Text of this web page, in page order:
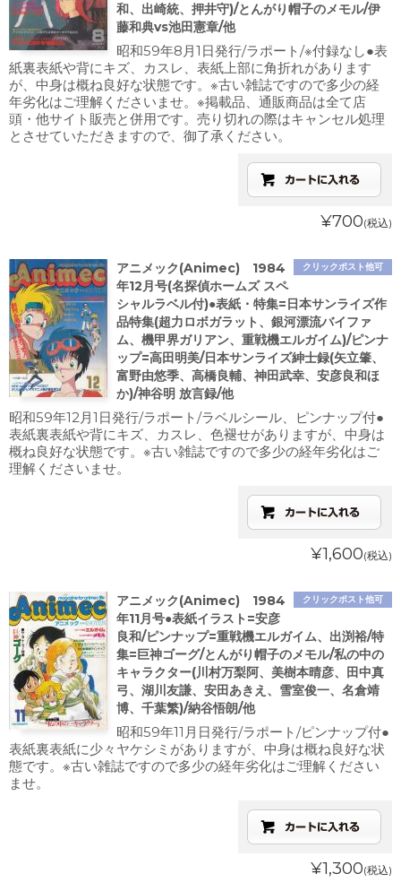
和、出崎統、押井守)/とんがり帽子のメモル/伊
藤和典vs池田憲章/他
昭和59年8月1日発行/ラポート/※付録なし●表
紙裏表紙や背にキズ、カスレ、表紙上部に角折れがあります
が、中身は概ね良好な状態です。※古い雑誌ですので多少の経
年劣化はご理解くださいませ。※掲載品、通販商品は全て店
頭・他サイト販売と併用です。売り切れの際はキャンセル処理
とさせていただきますので、御了承ください。
¥700(税込)
クリックポスト他可
アニメック(Animec) 1984
年12月号(名探偵ホームズ スペ
シャルラベル付)●表紙・特集=日本サンライズ作
品特集(超力ロボガラット、銀河漂流バイファ
ム、機甲界ガリアン、重戦機エルガイム)/ピンナ
ップ=高田明美/日本サンライズ紳士録(矢立肇、
富野由悠季、高橋良輔、神田武幸、安彦良和ほ
か)/神谷明 放言録/他
昭和59年12月1日発行/ラポート/ラベルシール、ピンナップ付●
表紙裏表紙や背にキズ、カスレ、色褪せがありますが、中身は
概ね良好な状態です。※古い雑誌ですので多少の経年劣化はご
理解くださいませ。
¥1,600(税込)
クリックポスト他可
アニメック(Animec) 1984
年11月号●表紙イラスト=安彦
良和/ピンナップ=重戦機エルガイム、出渕裕/特
集=巨神ゴーグ/とんがり帽子のメモル/私の中の
キャラクター(川村万梨阿、美樹本晴彦、田中真
弓、湖川友謙、安田あきえ、雪室俊一、名倉靖
博、千葉繁)/納谷悟朗/他
昭和59年11月日発行/ラポート/ピンナップ付●
表紙裏表紙に少々ヤケシミがありますが、中身は概ね良好な状
態です。※古い雑誌ですので多少の経年劣化はご理解ください
ませ。
¥1,300(税込)